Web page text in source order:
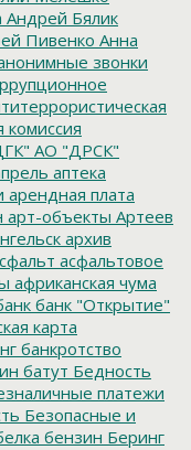
Андрей Бялик
Пивенко Анна
звонки
комиссия
АО "ДРСК"
аптека
арендная плата
арт-объекты Артеев
архив
асфальтовое
африканская чума
банк "Открытие"
карта
банкротство
батут Бедность
платежи
Безопасные и
бензин Беринг